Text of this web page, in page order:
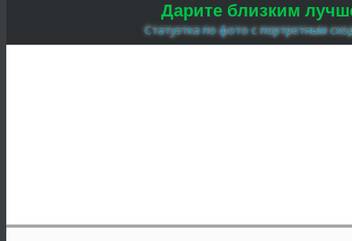
Дарите близким
Статуэтка по фото с портретным